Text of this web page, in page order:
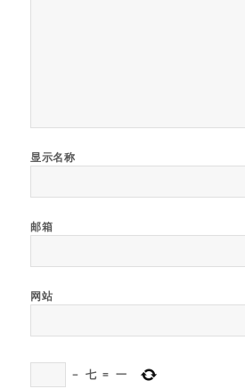
显示名称
邮箱
网站
− 七 = 一